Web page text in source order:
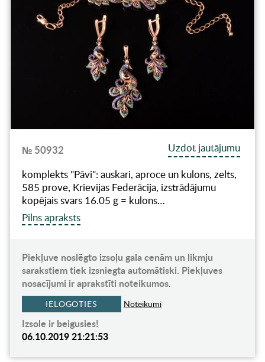
№ 50932
Uzdot jautājumu
komplekts "Pāvi": auskari, aproce un kulons, zelts,
585 prove, Krievijas Federācija, izstrādājumu
kopējais svars 16.05 g = kulons…
Pilns apraksts
Piekļuve noslēgto izsoļu gala cenām un likmju
sarakstiem tiek izsniegta automātiski. Piekļuves
nosacījumi ir aprakstīti noteikumos.
IELOGOTIES Noteikumi
Izsole ir beigusies!
06.10.2019 21:21:53